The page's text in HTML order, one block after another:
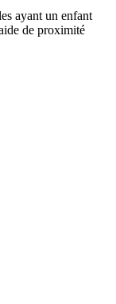
ayant un enfant
de proximité